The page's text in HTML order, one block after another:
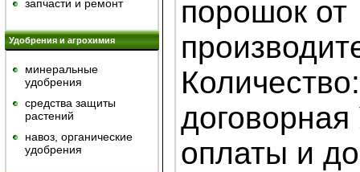
запчасти и ремонт
Удобрения и агрохимия
минеральные
удобрения
средства защиты
растений
навоз, органические
удобрения
порошок от
оплаты и